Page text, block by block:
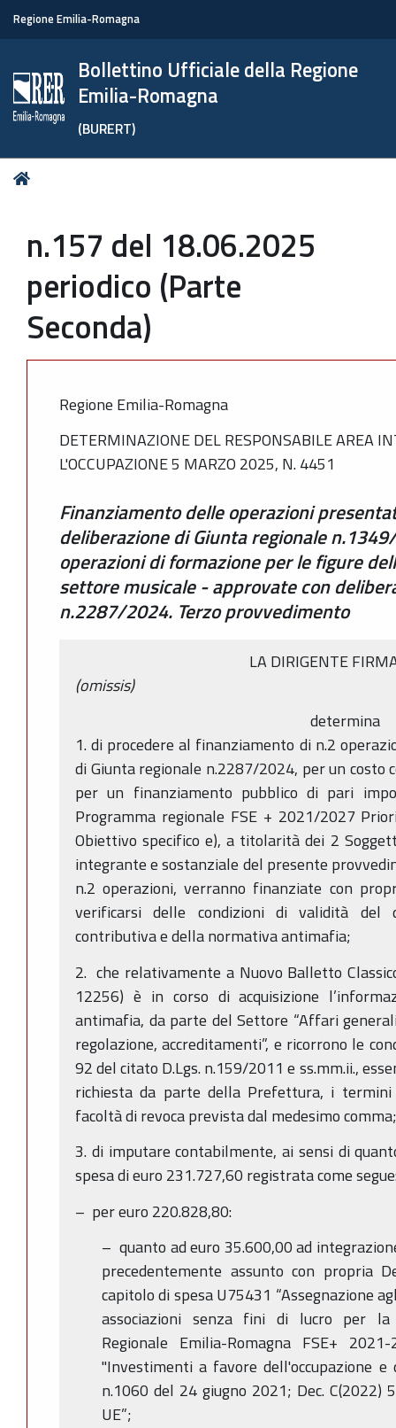
Regione Emilia-Romagna
Bollettino Ufficiale della Regione
Emilia-Romagna
(BURERT)
Tu
n.157 del 18.06.2025
periodico (Parte
Seconda)
Regione Emilia-Romagna
DETERMINAZIONE DEL RESPONSABILE AREA
L'OCCUPAZIONE 5 MARZO 2025, N. 4451
Finanziamento delle operazioni
deliberazione di Giunta regionale
operazioni di formazione per le figure
settore musicale - approvate con
n.2287/2024. Terzo provvedimento
LA DIRIGENTE
(omissis)
determina
1. di procedere al finanziamento di n.2
di Giunta regionale n.2287/2024, per un costo
per un finanziamento pubblico di pari
Programma regionale FSE + 2021/2027
Obiettivo specifico e), a titolarità dei 2
integrante e sostanziale del presente
n.2 operazioni, verranno finanziate con
verificarsi delle condizioni di validità del
contributiva e della normativa antimafia;
2. che relativamente a Nuovo Balletto
12256) è in corso di acquisizione
antimafia, da parte del Settore “Affari
regolazione, accreditamenti”, e ricorrono le
92 del citato D.Lgs. n.159/2011 e ss.mm.ii.,
richiesta da parte della Prefettura, i
facoltà di revoca prevista dal medesimo comma;
3. di imputare contabilmente, ai sensi di
spesa di euro 231.727,60 registrata come
– per euro 220.828,80:
– quanto ad euro 35.600,00 ad
precedentemente assunto con propria
capitolo di spesa U75431 “Assegnazione
associazioni senza fini di lucro per la
Regionale Emilia-Romagna FSE+
"Investimenti a favore dell'occupazione e
n.1060 del 24 giugno 2021; Dec.
UE”;